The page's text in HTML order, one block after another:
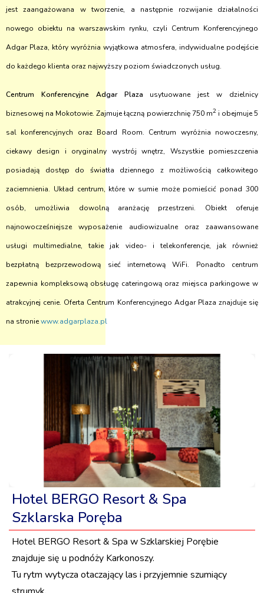
jest zaangażowana w tworzenie, a następnie rozwijanie działalności
nowego obiektu na warszawskim rynku, czyli Centrum Konferencyjnego
Adgar Plaza, który wyróżnia wyjątkowa atmosfera, indywidualne podejście
do każdego klienta oraz najwyższy poziom świadczonych usług.
Centrum Konferencyjne Adgar Plaza usytuowane jest w dzielnicy
biznesowej na Mokotowie. Zajmuje łączną powierzchnię 750 m2i obejmuje 5
sal konferencyjnych oraz Board Room. Centrum wyróżnia nowoczesny,
ciekawy design i oryginalny wystrój wnętrz, Wszystkie pomieszczenia
posiadają dostęp do światła dziennego z możliwością całkowitego
zaciemnienia. Układ centrum, które w sumie może pomieścić ponad 300
osób, umożliwia dowolną aranżację przestrzeni. Obiekt oferuje
najnowocześniejsze wyposażenie audiowizualne oraz zaawansowane
usługi multimedialne, takie jak video- i telekonferencje, jak również
bezpłatną bezprzewodową sieć internetową WiFi. Ponadto centrum
zapewnia kompleksową obsługę cateringową oraz miejsca parkingowe w
atrakcyjnej cenie. Oferta Centrum Konferencyjnego Adgar Plaza znajduje się
na stroniewww.adgarplaza.pl
Hotel BERGO Resort & Spa
Szklarska Poręba
Hotel BERGO Resort & Spa w Szklarskiej Porębie
znajduje się u podnóży Karkonoszy.
Tu rytm wytycza otaczający las i przyjemnie szumiący